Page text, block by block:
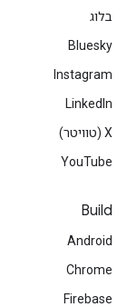
בלוג
Bluesky
Instagram
LinkedIn
‫X (טוויטר)
YouTube
Build
Android
Chrome
Firebase